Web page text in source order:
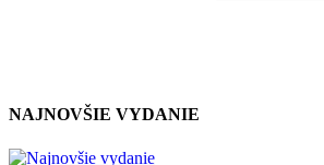
NAJNOVŠIE VYDANIE